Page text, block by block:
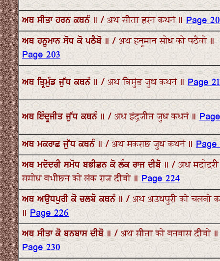
ਅਥ ਸੀਤਾ ਹਰਨ ਕਥਨੰ ॥ / अथ सीता हरन कथनं ॥ Page
ਅਥ ਹਨੂਮਾਨ ਸੋਧ ਕੋ ਪਠੈਬੋ ॥ / अथ हनूमान सोध को पठैबो ॥
Page 203
ਅਥ ਤ੍ਰਿਮੁੰਡ ਜੁੱਧ ਕਥਨੰ ॥ / अथ त्रिमुंड जुध कथनं ॥Page
ਅਥ ਇੰਦ੍ਰਜੀਤ ਜੁੱਧ ਕਥਨੰ ॥ / अथ इंद्रजीत जुध कथनं ॥
ਅਥ ਮਕਰਾਛ ਜੁੱਧ ਕਥਨੰ ॥ / अथ मकराछ जुध कथनं ॥ Page
ਅਥ ਮਦੋਦਰੀ ਸਮੋਧ ਬਭੀਛਨ ਕੋ ਲੰਕ ਰਾਜ ਦੀਬੋ ॥ / अथ मदोदरी
समोध बभीछन को लंक राज दीबो ॥Page 224
ਅਥ ਅਉਧਪੁਰੀ ਕੋ ਚਲਬੋ ਕਥਨੰ ॥ / अथ अउधपुरी को चलबो
॥Page 226
ਅਥ ਸੀਤਾ ਕੋ ਬਨਬਾਸ ਦੀਬੋ ॥ / अथ सीता को बनबास दीबो ॥
Page 230